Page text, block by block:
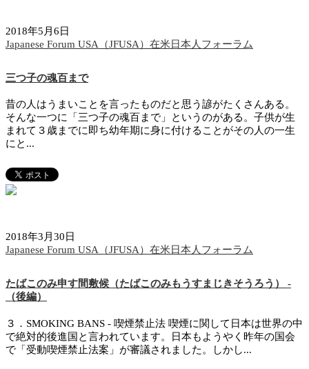
2018年5月6日
Japanese Forum USA（JFUSA）在米日本人フォーラム
三つ子の魂百まで
昔の人はうまいことを言ったものだと思う諺がたくさんある。
そんな一つに「三つ子の魂百まで」というのがある。子供が生
まれて３歳までに即ち幼年期に身に付けることがその人の一生
にと...
2018年3月30日
Japanese Forum USA（JFUSA）在米日本人フォーラム
たばこのみ申す間敷候（たばこのみもうすまじきそうろう） -
（後編）
３．SMOKING BANS - 喫煙禁止法 喫煙に関して日本は世界の中
で絶対的後進国と言われています。日本もようやく昨年の国会
で「受動喫煙禁止法案」が審議されました。しかし...